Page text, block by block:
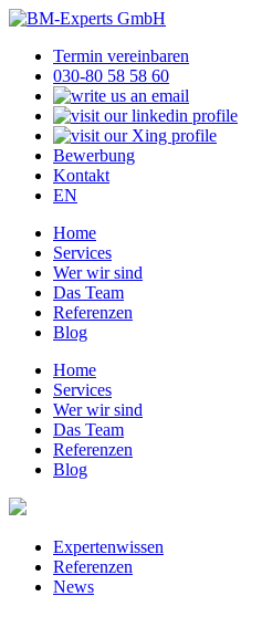
Termin vereinbaren
030-80 58 58 60
Bewerbung
Kontakt
EN
Home
Services
Wer wir sind
Das Team
Referenzen
Blog
Home
Services
Wer wir sind
Das Team
Referenzen
Blog
Expertenwissen
Referenzen
News